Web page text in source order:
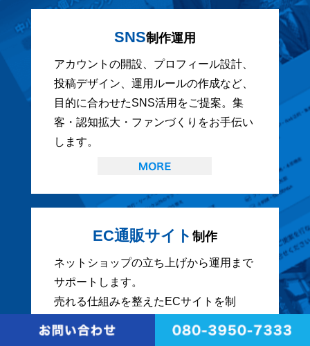
SNS制作運用
アカウントの開設、プロフィール設計、
投稿デザイン、運用ルールの作成など、
目的に合わせたSNS活用をご提案。集
客・認知拡大・ファンづくりをお手伝い
します。
EC通販サイト 制作
ネットショップの立ち上げから運用まで
サポートします。
売れる仕組みを整えたECサイトを制
よう、運用方法もサポートします。